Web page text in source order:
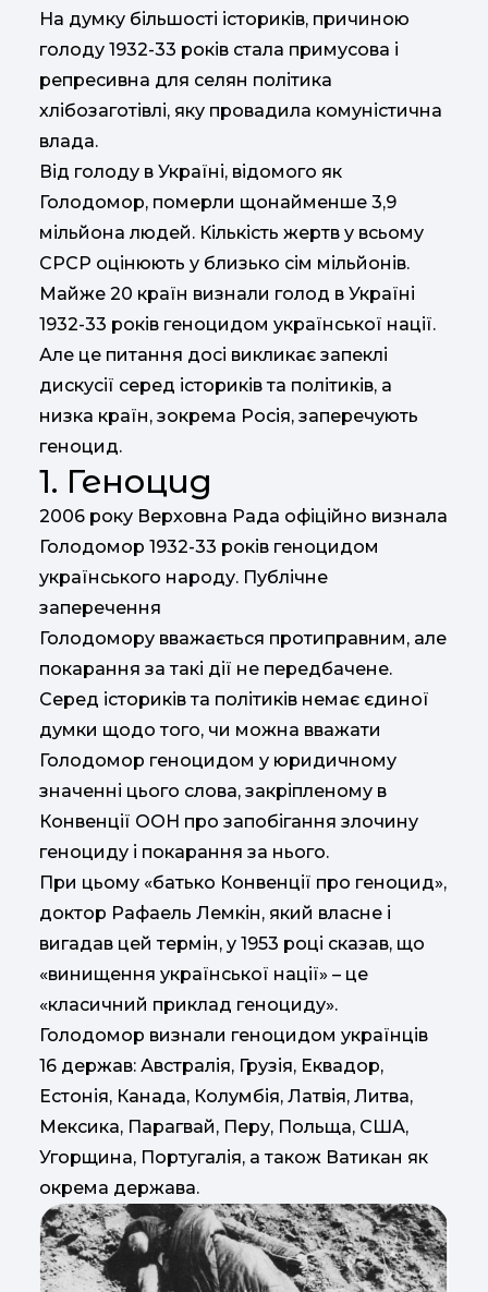
На думку більшості істориків, причиною
голоду 1932-33 років стала примусова і
репресивна для селян політика
хлібозаготівлі, яку провадила комуністична
влада.
Від голоду в Україні, відомого як
Голодомор, померли щонайменше 3,9
мільйона людей. Кількість жертв у всьому
СРСР оцінюють у близько сім мільйонів.
Майже 20 країн визнали голод в Україні
1932-33 років геноцидом української нації.
Але це питання досі викликає запеклі
дискусії серед істориків та політиків, а
низка країн, зокрема Росія, заперечують
геноцид.
1. Геноцид
2006 року Верховна Рада офіційно визнала
Голодомор 1932-33 років геноцидом
українського народу. Публічне
заперечення
Голодомору вважається протиправним, але
покарання за такі дії не передбачене.
Серед істориків та політиків немає єдиної
думки щодо того, чи можна вважати
Голодомор геноцидом у юридичному
значенні цього слова, закріпленому в
Конвенції ООН про запобігання злочину
геноциду і покарання за нього.
При цьому «батько Конвенції про геноцид»,
доктор Рафаель Лемкін, який власне і
вигадав цей термін, у 1953 році сказав, що
«винищення української нації» – це
«класичний приклад геноциду».
Голодомор визнали геноцидом українців
16 держав: Австралія, Грузія, Еквадор,
Естонія, Канада, Колумбія, Латвія, Литва,
Мексика, Парагвай, Перу, Польща, США,
Угорщина, Португалія, а також Ватикан як
окрема держава.